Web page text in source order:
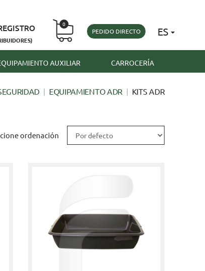
PEDIDO DIRECTO
ES
0
AUXILIAR CARROCERÍA
EQUIPAMIENTO ADR KITS ADR
ordenación